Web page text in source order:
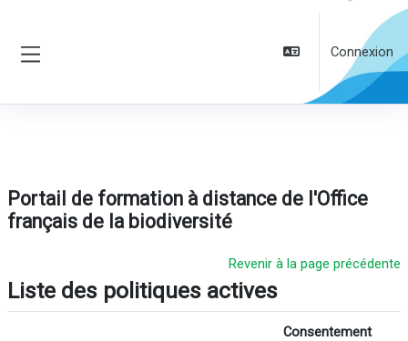
Connexion
Portail de formation à distance de l'Office
français de la biodiversité
Revenir à la page précédente
Liste des politiques actives
Consentement